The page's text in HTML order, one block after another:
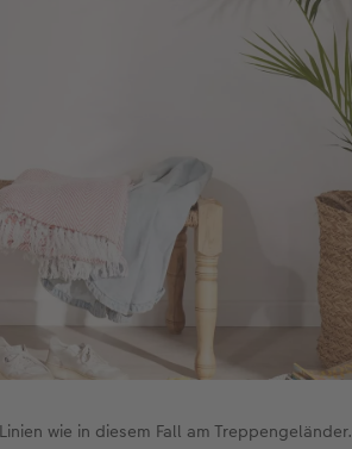
wie in diesem Fall am Treppengeländer.